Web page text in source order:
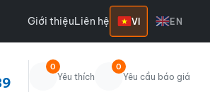
Giới thiệuLiên hệ VI EN
0
Yêu thích
0
Yêu cầu báo giá